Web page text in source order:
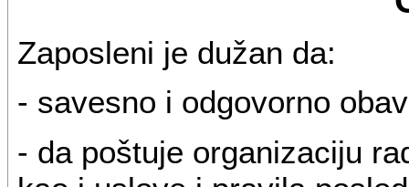
Zaposleni je dužan da:
- savesno i odgovorno
- da poštuje organizaciju